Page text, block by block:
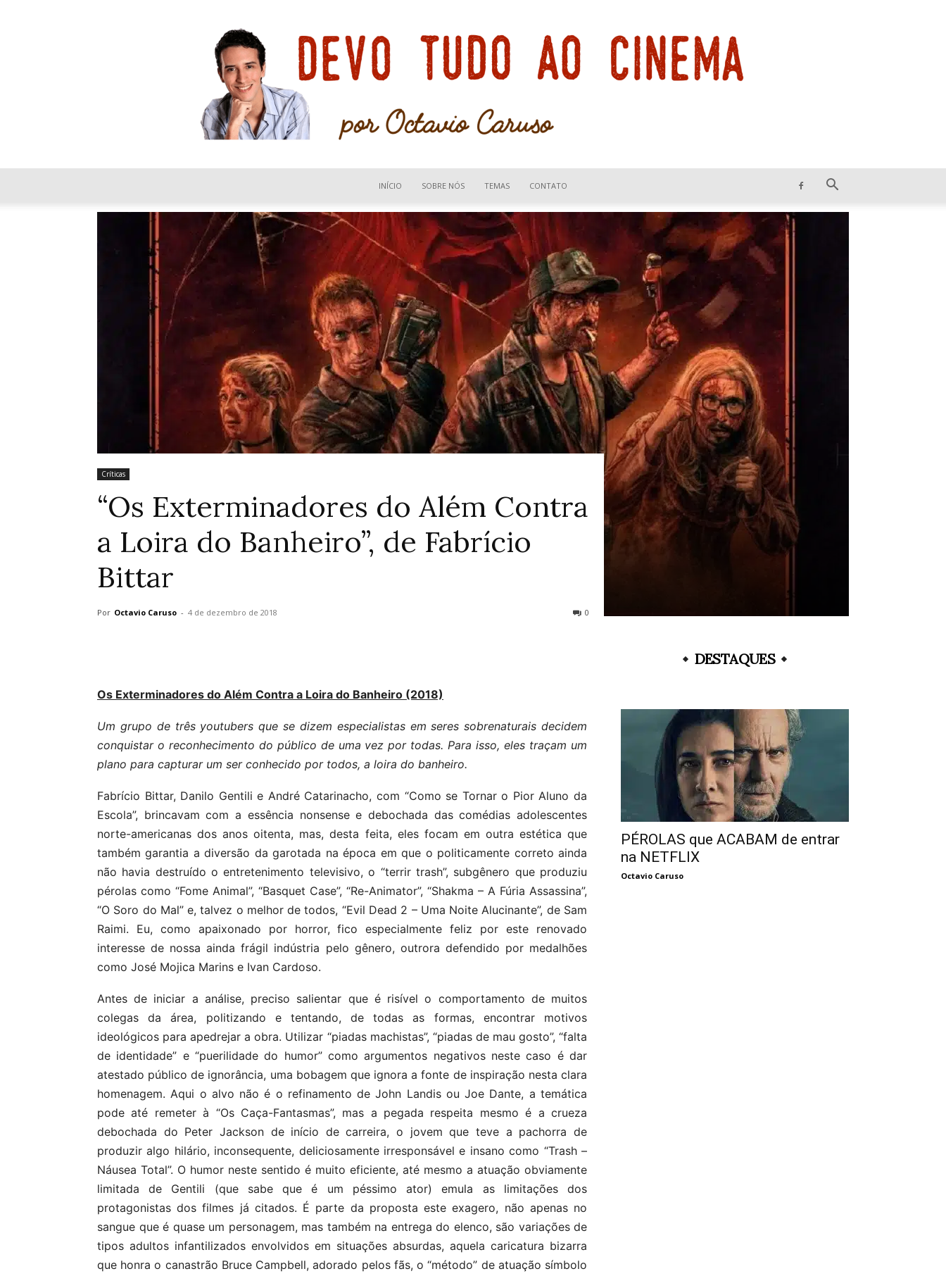
Devo
tudo
ao
INÍCIO SOBRE NÓS TEMAS CONTATO
Críticas
“Os Exterminadores do Além Contra
a Loira do Banheiro”, de Fabrício
Bittar
Por Octavio Caruso - 4 de dezembro de 2018 0
Os Exterminadores do Além Contra a Loira do Banheiro (2018)
Um grupo de três youtubers que se dizem especialistas em seres sobrenaturais decidem
conquistar o reconhecimento do público de uma vez por todas. Para isso, eles traçam um
plano para capturar um ser conhecido por todos, a loira do banheiro.
Fabrício Bittar, Danilo Gentili e André Catarinacho, com “Como se Tornar o Pior Aluno da
Escola”, brincavam com a essência nonsense e debochada das comédias adolescentes
norte-americanas dos anos oitenta, mas, desta feita, eles focam em outra estética que
também garantia a diversão da garotada na época em que o politicamente correto ainda
não havia destruído o entretenimento televisivo, o “terrir trash”, subgênero que produziu
pérolas como “Fome Animal”, “Basquet Case”, “Re-Animator”, “Shakma – A Fúria Assassina”,
“O Soro do Mal” e, talvez o melhor de todos, “Evil Dead 2 – Uma Noite Alucinante”, de Sam
Raimi. Eu, como apaixonado por horror, fico especialmente feliz por este renovado
interesse de nossa ainda frágil indústria pelo gênero, outrora defendido por medalhões
como José Mojica Marins e Ivan Cardoso.
Antes de iniciar a análise, preciso salientar que é risível o comportamento de muitos
colegas da área, politizando e tentando, de todas as formas, encontrar motivos
ideológicos para apedrejar a obra. Utilizar “piadas machistas”, “piadas de mau gosto”, “falta
de identidade” e “puerilidade do humor” como argumentos negativos neste caso é dar
atestado público de ignorância, uma bobagem que ignora a fonte de inspiração nesta clara
homenagem. Aqui o alvo não é o refinamento de John Landis ou Joe Dante, a temática
pode até remeter à “Os Caça-Fantasmas”, mas a pegada respeita mesmo é a crueza
debochada do Peter Jackson de início de carreira, o jovem que teve a pachorra de
produzir algo hilário, inconsequente, deliciosamente irresponsável e insano como “Trash –
Náusea Total”. O humor neste sentido é muito eficiente, até mesmo a atuação obviamente
limitada de Gentili (que sabe que é um péssimo ator) emula as limitações dos
protagonistas dos filmes já citados. É parte da proposta este exagero, não apenas no
sangue que é quase um personagem, mas também na entrega do elenco, são variações de
tipos adultos infantilizados envolvidos em situações absurdas, aquela caricatura bizarra
que honra o canastrão Bruce Campbell, adorado pelos fãs, o “método” de atuação símbolo
DESTAQUES
PÉROLAS que ACABAM de entrar
na NETFLIX
Octavio Caruso